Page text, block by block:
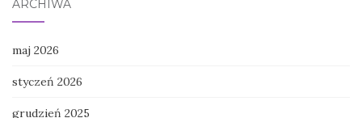
ARCHIWA
maj 2026
styczeń 2026
grudzień 2025